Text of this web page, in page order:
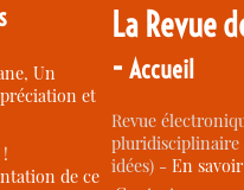
Un
et
de ce
La Revue
-Accueil
Revue
idées) -En